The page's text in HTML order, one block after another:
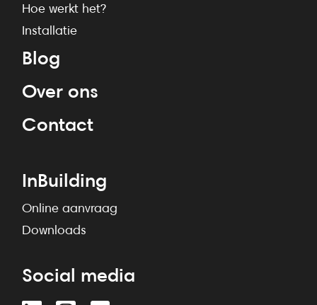
Hoe werkt het?
Installatie
Blog
Over ons
Contact
InBuilding
Online aanvraag
Downloads
Social media